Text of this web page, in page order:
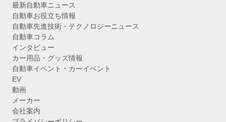
最新自動車ニュース
自動車お役立ち情報
自動車先進技術・テクノロジーニュース
自動車コラム
インタビュー
カー用品・グッズ情報
自動車イベント・カーイベント
EV
動画
メーカー
会社案内